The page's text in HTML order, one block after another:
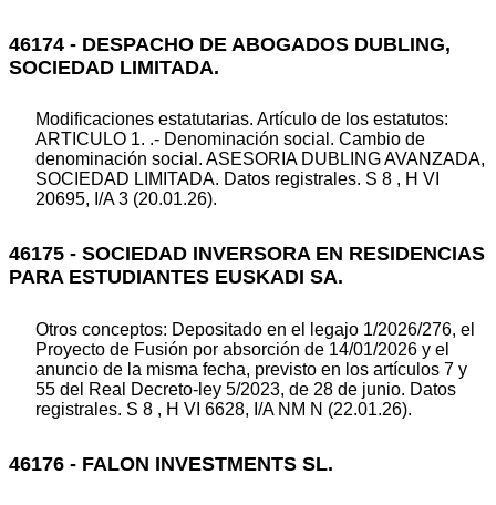
46174 - DESPACHO DE ABOGADOS DUBLING,
SOCIEDAD LIMITADA.
Modificaciones estatutarias. Artículo de los estatutos:
ARTICULO 1. .- Denominación social. Cambio de
denominación social. ASESORIA DUBLING AVANZADA,
SOCIEDAD LIMITADA. Datos registrales. S 8 , H VI
20695, I/A 3 (20.01.26).
46175 - SOCIEDAD INVERSORA EN RESIDENCIAS
PARA ESTUDIANTES EUSKADI SA.
Otros conceptos: Depositado en el legajo 1/2026/276, el
Proyecto de Fusión por absorción de 14/01/2026 y el
anuncio de la misma fecha, previsto en los artículos 7 y
55 del Real Decreto-ley 5/2023, de 28 de junio. Datos
registrales. S 8 , H VI 6628, I/A NM N (22.01.26).
46176 - FALON INVESTMENTS SL.